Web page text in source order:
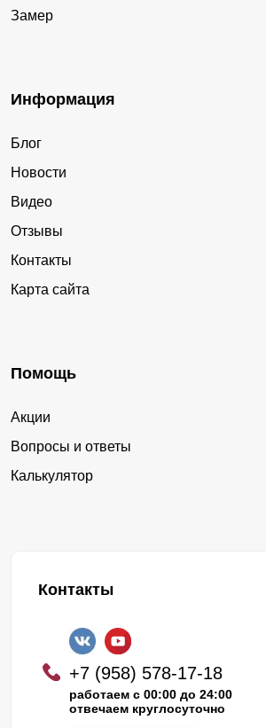
Замер
Информация
Блог
Новости
Видео
Отзывы
Контакты
Карта сайта
Помощь
Акции
Вопросы и ответы
Калькулятор
Контакты
+7 (958) 578-17-18
работаем с 00:00 до 24:00
отвечаем круглосуточно